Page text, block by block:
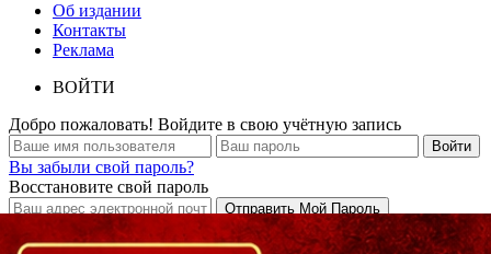
Об издании
Контакты
Реклама
ВОЙТИ
Добро пожаловать! Войдите в свою учётную запись
Вы забыли свой пароль?
Восстановите свой пароль
Кто есть кто в Байкальском регионе